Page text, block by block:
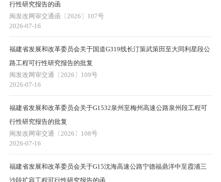
行性研究报告的函
闽发改网审交通函〔2026〕107号
2026-07-16
福建省发展和改革委员会关于国道G319线长汀策武策田至大同利星段公
路工程可行性研究报告的批复
闽发改网审交通〔2026〕109号
2026-07-16
福建省发展和改革委员会关于G1532泉州至梅州高速公路泉州段工程可
行性研究报告的批复
闽发改网审交通〔2026〕108号
2026-07-16
福建省发展和改革委员会关于G15沈海高速公路宁德福鼎洋中至霞浦三
沙段扩容工程可行性研究报告的函